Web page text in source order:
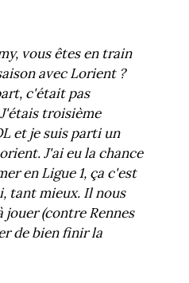
vous êtes en train
avec Lorient ?
c'était pas
troisième
et je suis parti un
J'ai eu la chance
en Ligue 1, ça c'est
tant mieux. Il nous
(contre Rennes
de bien finir la